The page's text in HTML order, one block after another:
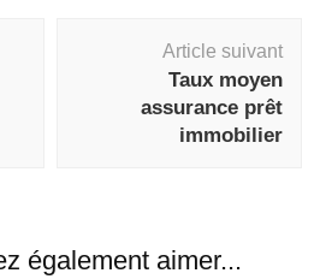
Article suivant
Taux moyen
assurance prêt
immobilier
également aimer...